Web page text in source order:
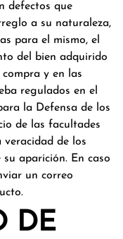
defectos que
a su naturaleza,
para el mismo, el
del bien adquirido
y en las
regulados en el
la Defensa de los
de las facultades
de los
aparición. En caso
un correo
DE